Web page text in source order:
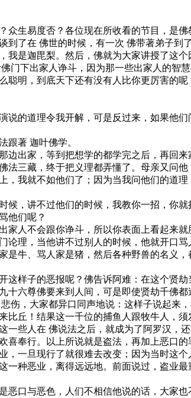
生易度否？各位现在所收看的节目，是
了在 佛世的时候，有一次 佛带著弟子
是迦毘梨。然后，佛就为大家讲授了这
下出家人诤斗，因为那一些出家人的智
明，到底天下还有没有人比你更厉害的呢
道理令我开解，可是反过来，如果他们
著 迦叶佛学。
出家，等到把想学的都学完之后，再回来
三藏，终于把义理都弄懂了。母亲又问他
我就不如他们了；因为当我问他们的道
，讲不过他们的时候，我教你一招，你就
他们呢？
人不会跟你诤斗，所以你表面上看起来就
理，当他讲不过别人的时候，他就开口
牛、骂人家是猪，然后各种野兽的名义
样子的恶报呢？佛告诉阿难：在这个贤
六尊佛要来到人间，可是即使贤劫千佛
伤，大家都异口同声地说：这样子说起来
丘！结果这一千位的捕鱼人跟牧牛人，
些人在 佛说法之后，就成为了阿罗汉，
奉行。以上所说就是盗法，再加上恶口
一旦现行了就很难去改变；因为当时这
种恶业，离得远远地。前面说过，盗业
口与恶色，人们不相信他说的话，大家